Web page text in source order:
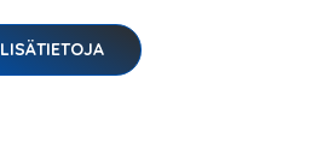
LISÄTIETOJA